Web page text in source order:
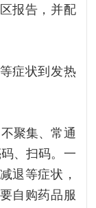
报告，并配
症状到发热
聚集、常通
、扫码。一
退等症状，
自购药品服